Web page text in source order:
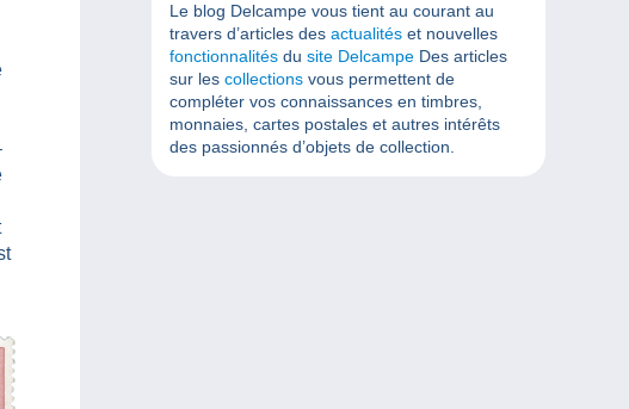
Le blog Delcampe vous tient au courant au
travers d’articles des actualités et nouvelles
fonctionnalités du site Delcampe Des articles
sur les collections vous permettent de
compléter vos connaissances en timbres,
monnaies, cartes postales et autres intérêts
des passionnés d’objets de collection.